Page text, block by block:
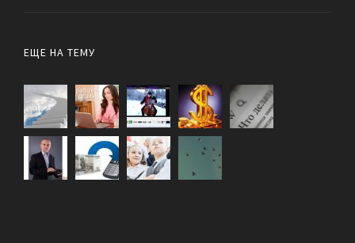
ЕЩЕ НА ТЕМУ